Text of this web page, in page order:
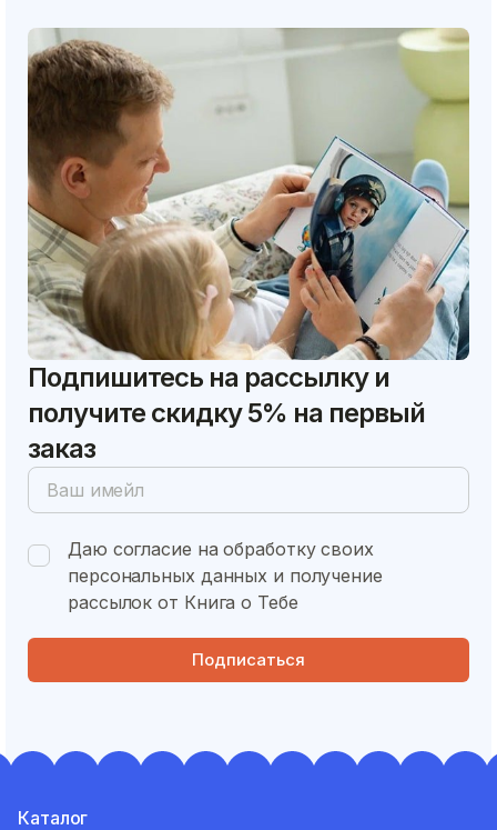
Подпишитесь на рассылку и
получите скидку 5% на первый
заказ
Даю согласие на обработку своих
персональных данных и получение
рассылок от Книга о Тебе
Подписаться
Каталог